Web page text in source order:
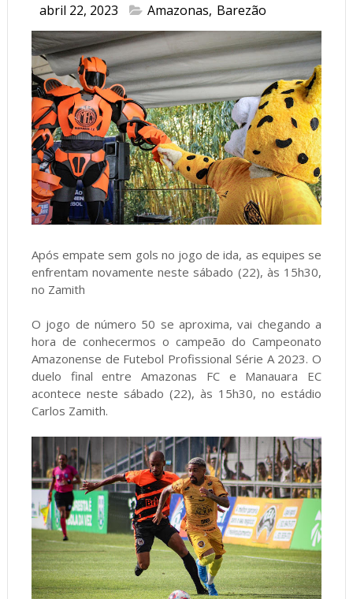
abril 22, 2023 Amazonas, Barezão
Após empate sem gols no jogo de ida, as equipes se
enfrentam novamente neste sábado (22), às 15h30,
no Zamith
O jogo de número 50 se aproxima, vai chegando a
hora de conhecermos o campeão do Campeonato
Amazonense de Futebol Profissional Série A 2023. O
duelo final entre Amazonas FC e Manauara EC
acontece neste sábado (22), às 15h30, no estádio
Carlos Zamith.